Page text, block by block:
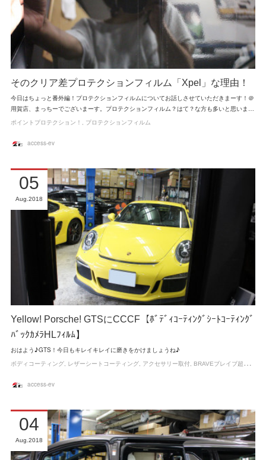
そのクリア差プロテクションフィルム「Xpel」な理由！
今日はちょっと番外編！プロテクションフィルムについてお話しさせていただきまーす！＠
用賀店、まっちーでございまーす。プロテクションフィルム？はて？な方も多いと思いま…
ポイントプロテクション！ プロテクションフィルム
access-ev
Yellow! Porsche! GTSにCCCF【ﾎﾞﾃﾞｨｺｰﾃｨﾝｸﾞｼｰﾄｺｰﾃｨﾝｸﾞ
ﾊﾞｯｸｶﾒﾗHLﾌｨﾙﾑ】
おはよう♪GTS！今日もキレイキレイに磨きをかけましょうね♪
05
Aug 2018
ボディコーティング レザーシートコーティング アクセサリー取付 BRAVEブレイブ超撥水ガラスコーティング
access-ev
04
Aug 2018